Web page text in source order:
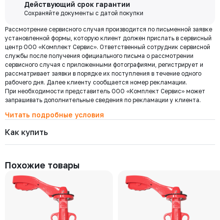
Обмен документами через Диадок это обмен и подписание
любых документов без дублирования на бумаге. Приглашаем Вас
приступить к работе по обмену документами в электронном
виде.
Подробнее
Бесплатная
доставка по
Москве и
области при
заказе от 30
000 ₽
Региональная доставка
Мы стремимся сократить издержки по доставке заказов для наших
клиентов!
Москве. Условия доставки до терминалов ТК в других городах
терминала ТК оплачиваются отдельно.
Самовывоз
Осуществляется с 8:00 до 17:30 после полной оплаты заказа и по
предварительной договоренности с менеджером. Важно: Ваш
представитель должен иметь надлежаще заполненную доверенность
Действующий срок гарантии
Сохраняйте документы с датой покупки
Рассмотрение сервисного случая производится по письменной заявке
установленной формы, которую клиент должен прислать в сервисный
центр ООО «Комплект Сервис». Ответственный сотрудник сервисной
службы после получения официального письма о рассмотрении
сервисного случая с приложенными фотографиями, регистрирует и
рассматривает заявки в порядке их поступления в течение одного
рабочего дня. Далее клиенту сообщается номер рекламации.
При необходимости представитель ООО «Комплект Сервис» может
запрашивать дополнительные сведения по рекламации у клиента.
Читать подробные условия
Как купить
Выберите товары и добавьте
их в корзину
Заполните данные, выберите
доставку
Похожие товары